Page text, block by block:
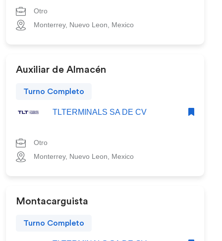
Otro
Monterrey, Nuevo Leon, Mexico
Auxiliar de Almacén
Turno Completo
TLTERMINALS SA DE CV
Otro
Monterrey, Nuevo Leon, Mexico
Montacarguista
Turno Completo